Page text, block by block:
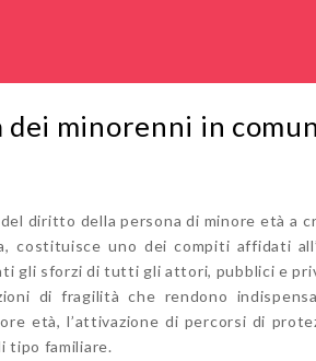
dei minorenni in
diritto della persona di minore età a
costituisce uno dei compiti affidati
gli sforzi di tutti gli attori, pubblici e
di fragilità che rendono
età, l’attivazione di percorsi di
tipo familiare.